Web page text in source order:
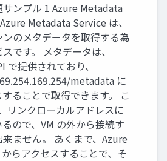
サンプル 1 Azure Metadata
Metadata Service は、
のメタデータを取得する為
です。 メタデータは、
で提供されており、
metadata に
ることで取得できます。 こ
リンクローカルアドレスに
ので、VM の外から接続す
来ません。 あくまで、Azure
らアクセスすることで、そ